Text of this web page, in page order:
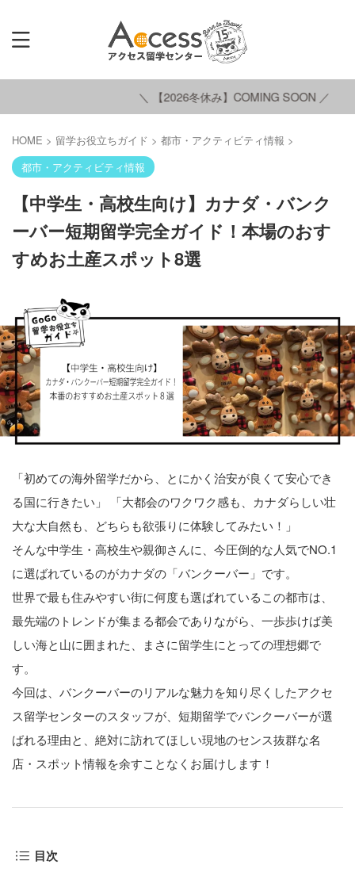
＼ 【2026冬休み】COMING SOON ／
HOME > 留学お役立ちガイド > 都市・アクティビティ情報 >
都市・アクティビティ情報
【中学生・高校生向け】カナダ・バンク
ーバー短期留学完全ガイド！本場のおす
すめお土産スポット8選
「初めての海外留学だから、とにかく治安が良くて安心でき
る国に行きたい」 「大都会のワクワク感も、カナダらしい壮
大な大自然も、どちらも欲張りに体験してみたい！」
そんな中学生・高校生や親御さんに、今圧倒的な人気でNO.1
に選ばれているのがカナダの「バンクーバー」です。
世界で最も住みやすい街に何度も選ばれているこの都市は、
最先端のトレンドが集まる都会でありながら、一歩歩けば美
しい海と山に囲まれた、まさに留学生にとっての理想郷で
す。
今回は、バンクーバーのリアルな魅力を知り尽くしたアクセ
ス留学センターのスタッフが、短期留学でバンクーバーが選
ばれる理由と、絶対に訪れてほしい現地のセンス抜群な名
店・スポット情報を余すことなくお届けします！
目次